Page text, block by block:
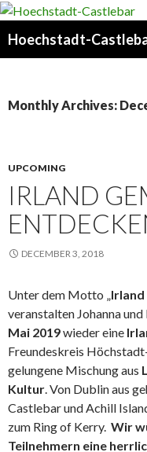
Hoechstadt-
Monthly Archives:
UPCOMING
IRLAND
DECEMBER 3, 2018
Unter dem Motto „Irland
veranstalten Johanna
Mai 2019wieder eine
Freundeskreis
gelungene Mischung aus
Kultur. Von Dublin aus
Castlebar und Achill
zum Ring of Kerry. Wir
Teilnehmern eine